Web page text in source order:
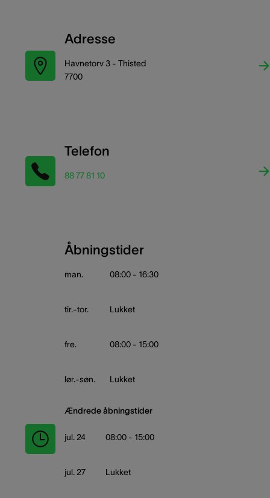
Adresse
Havnetorv 3 - Thisted
7700
Telefon
88 77 81 10
Åbningstider
man. 08:00 - 16:30
tir.-tor. Lukket
fre. 08:00 - 15:00
lør.-søn. Lukket
Ændrede åbningstider
jul. 24 08:00 - 15:00
jul. 27 Lukket